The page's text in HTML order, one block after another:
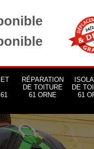
RÉPARATION
DE TOITURE
61 ORNE
DE
61